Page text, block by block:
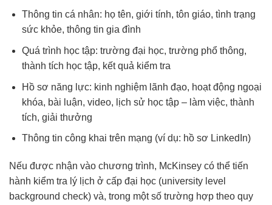
Thông tin cá nhân: họ tên, giới tính, tôn giáo, tình trạng
sức khỏe, thông tin gia đình
Quá trình học tập: trường đại học, trường phổ thông,
thành tích học tập, kết quả kiểm tra
Hồ sơ năng lực: kinh nghiệm lãnh đạo, hoạt động ngoại
khóa, bài luận, video, lịch sử học tập – làm việc, thành
tích, giải thưởng
Thông tin công khai trên mạng (ví dụ: hồ sơ LinkedIn)
Nếu được nhận vào chương trình, McKinsey có thể tiến
hành kiểm tra lý lịch ở cấp đại học (university level
background check) và, trong một số trường hợp theo quy